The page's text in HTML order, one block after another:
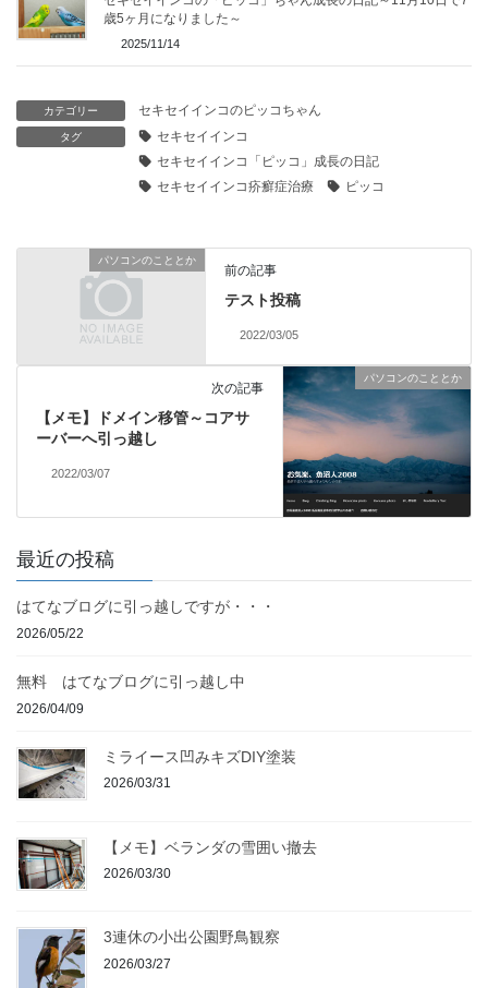
歳5ヶ月になりました～
2025/11/14
カテゴリー セキセイインコのピッコちゃん
タグ
セキセイインコ
セキセイインコ「ピッコ」成長の日記
セキセイインコ疥癬症治療
ピッコ
パソコンのこととか
前の記事
テスト投稿
2022/03/05
パソコンのこととか
次の記事
【メモ】ドメイン移管～コアサ
ーバーへ引っ越し
2022/03/07
最近の投稿
はてなブログに引っ越しですが・・・
2026/05/22
無料 はてなブログに引っ越し中
2026/04/09
ミライース凹みキズDIY塗装
2026/03/31
【メモ】ベランダの雪囲い撤去
2026/03/30
3連休の小出公園野鳥観察
2026/03/27